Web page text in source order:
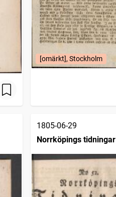
[omärkt], Stockholm
1805-06-29
Norrköpings tidningar